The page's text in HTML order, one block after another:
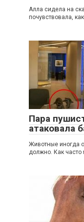
Алла сидела на
почувствовала,
Пара
атаковала
Животные иногда
должно. Как